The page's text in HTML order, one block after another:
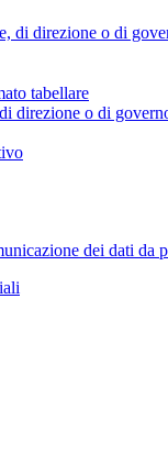
di direzione o di
tabellare
direzione o di
dei dati